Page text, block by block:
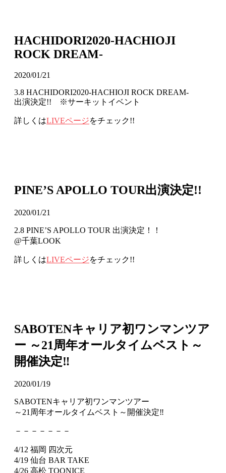
HACHIDORI2020-HACHIOJI
ROCK DREAM-
2020/01/21
3.8 HACHIDORI2020-HACHIOJI ROCK DREAM-
出演決定!! ※サーキットイベント
詳しくはLIVEページをチェック!!
PINE’S APOLLO TOUR出演決定!!
2020/01/21
2.8 PINE’S APOLLO TOUR 出演決定！！
@千葉LOOK
詳しくはLIVEページをチェック!!
SABOTENキャリア初ワンマンツア
ー ～21周年オールタイムベスト～
開催決定‼
2020/01/19
SABOTENキャリア初ワンマンツアー
～21周年オールタイムベスト～開催決定‼
－－－－－－－
4/12 福岡 四次元
4/19 仙台 BAR TAKE
4/26 高松 TOONICE